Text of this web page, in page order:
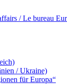
/ Le bureau
/ Ukraine)
für Europa“